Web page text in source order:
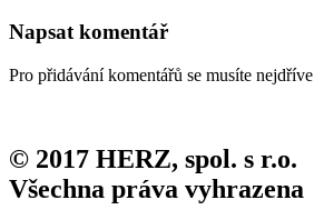
Napsat komentář
Pro přidávání komentářů se musíte nejdříve
© 2017 HERZ, spol. s r.o.
Všechna práva vyhrazena